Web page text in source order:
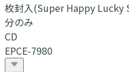
枚封入(Super Happy Lucky
分のみ
CD
EPCE-7980